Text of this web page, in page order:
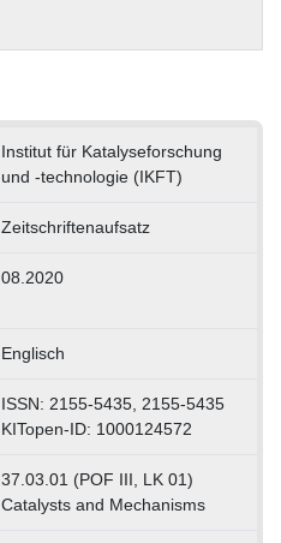
Institut für Katalyseforschung
und -technologie (IKFT)
Zeitschriftenaufsatz
08.2020
Englisch
ISSN: 2155-5435, 2155-5435
KITopen-ID: 1000124572
37.03.01 (POF III, LK 01)
Catalysts and Mechanisms